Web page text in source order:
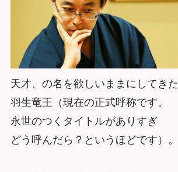
天才、の名を欲しいままにしてきた
羽生竜王（現在の正式呼称です。
永世のつくタイトルがありすぎ
どう呼んだら？というほどです）。